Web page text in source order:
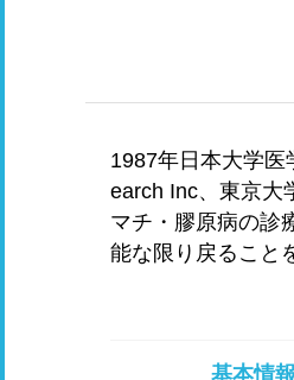
1987年日本大学
earch Inc、東京大
マチ・膠原病の診
能な限り戻ること
基本情報